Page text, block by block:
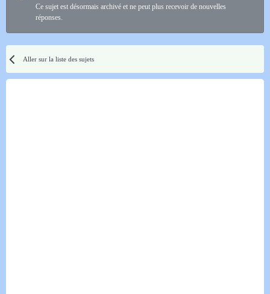
Ce sujet est désormais archivé et ne peut plus recevoir de nouvelles
réponses.
Aller sur la liste des sujets